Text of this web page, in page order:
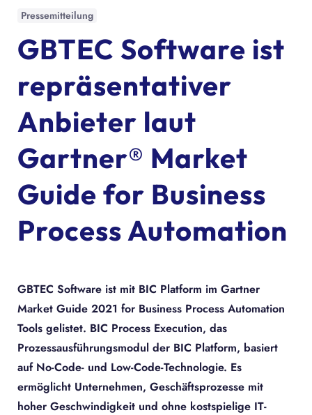
Pressemitteilung
GBTEC Software ist
repräsentativer
Anbieter laut
Gartner® Market
Guide for Business
Process Automation
GBTEC Software ist mit BIC Platform im Gartner
Market Guide 2021 for Business Process Automation
Tools gelistet. BIC Process Execution, das
Prozessausführungsmodul der BIC Platform, basiert
auf No-Code- und Low-Code-Technologie. Es
ermöglicht Unternehmen, Geschäftsprozesse mit
hoher Geschwindigkeit und ohne kostspielige IT-